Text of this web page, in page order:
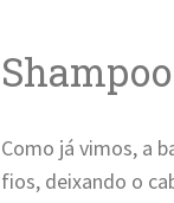
Como já vimos, a
fios, deixando o